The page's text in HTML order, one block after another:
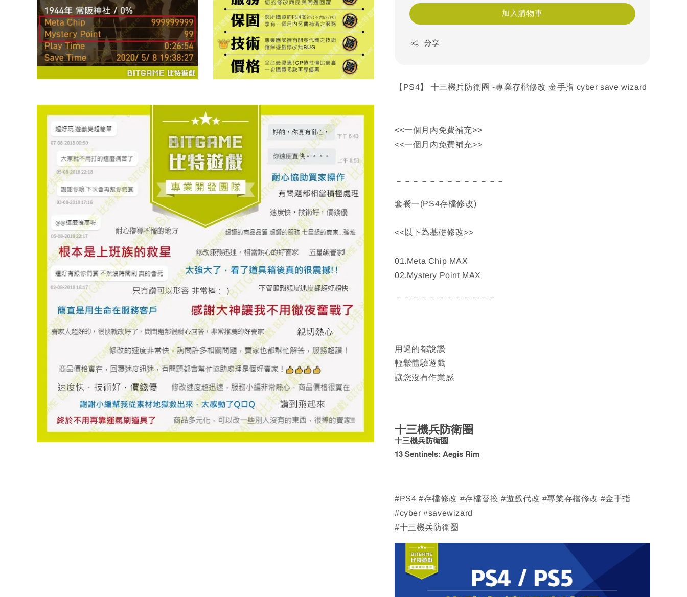
加入購物車
分享
【PS4】 十三機兵防衛圈 -專業存檔修改 金手指 cyber save wizard
<<一個月內免費補充>>
<<一個月內免費補充>>
－－－－－－－－－－－－－
套餐一(PS4存檔修改)
<<以下為基礎修改>>
01.Meta Chip MAX
02.Mystery Point MAX
－－－－－－－－－－－－
用過的都說讚
輕鬆體驗遊戲
讓您沒有作業感
十三機兵防衛圈
十三機兵防衛圏
13 Sentinels: Aegis Rim
#PS4 #存檔修改 #存檔替換 #遊戲代改 #專業存檔修改 #金手指
#cyber #savewizard
#十三機兵防衛圈